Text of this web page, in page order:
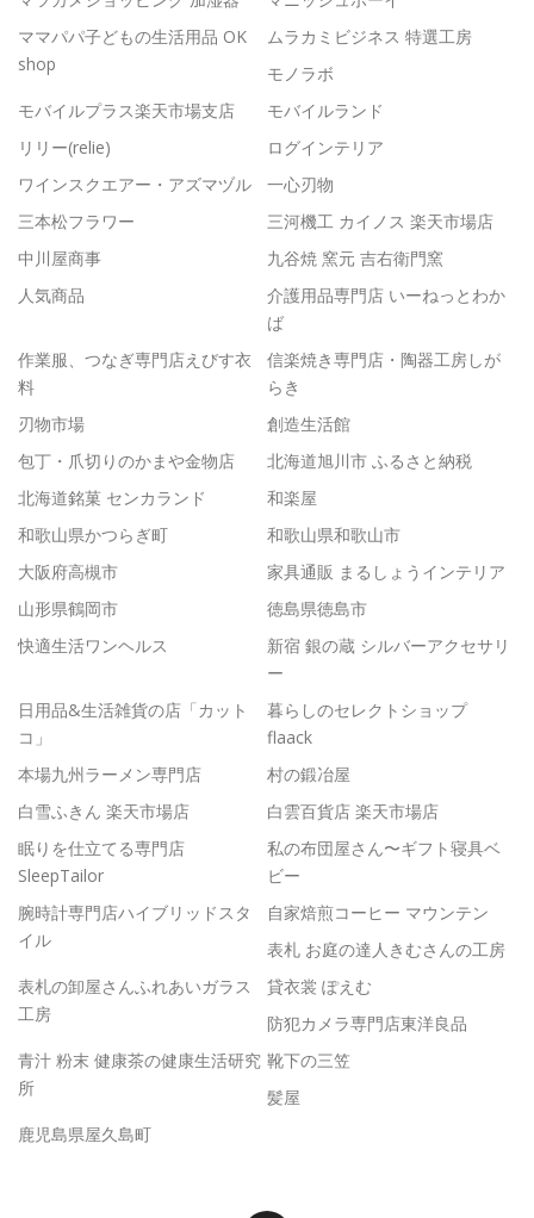
ママパパ子どもの生活用品 OK
shop
ムラカミビジネス 特選工房
モノラボ
モバイルプラス楽天市場支店
モバイルランド
リリー(relie)
ログインテリア
ワインスクエアー・アズマヅル
一心刃物
三本松フラワー
三河機工 カイノス 楽天市場店
中川屋商事
九谷焼 窯元 吉右衛門窯
人気商品
介護用品専門店 いーねっとわか
ば
作業服、つなぎ専門店えびす衣
料
信楽焼き専門店・陶器工房しが
らき
刃物市場
創造生活館
包丁・爪切りのかまや金物店
北海道旭川市 ふるさと納税
北海道銘菓 センカランド
和楽屋
和歌山県かつらぎ町
和歌山県和歌山市
大阪府高槻市
家具通販 まるしょうインテリア
山形県鶴岡市
徳島県徳島市
快適生活ワンヘルス
新宿 銀の蔵 シルバーアクセサリ
ー
日用品&生活雑貨の店「カット
コ」
暮らしのセレクトショップ
flaack
本場九州ラーメン専門店
村の鍛冶屋
白雪ふきん 楽天市場店
白雲百貨店 楽天市場店
眠りを仕立てる専門店
SleepTailor
私の布団屋さん〜ギフト寝具ベ
ビー
腕時計専門店ハイブリッドスタ
イル
自家焙煎コーヒー マウンテン
表札 お庭の達人きむさんの工房
表札の卸屋さんふれあいガラス
工房
貸衣裳 ぽえむ
防犯カメラ専門店東洋良品
青汁 粉末 健康茶の健康生活研究
所
靴下の三笠
髪屋
鹿児島県屋久島町